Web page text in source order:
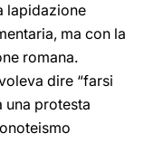
lapidazione
ma con la
romana.
dire “farsi
una protesta